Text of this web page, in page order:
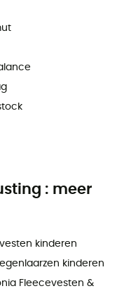
: meer
kinderen
kinderen
Fleecevesten &